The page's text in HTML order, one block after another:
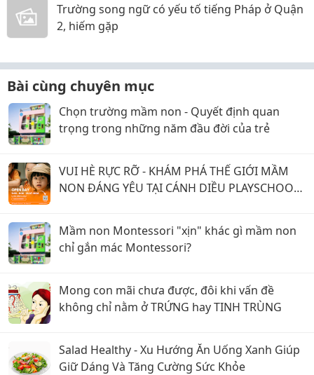
Trường song ngữ có yếu tố tiếng Pháp ở Quận
2, hiếm gặp
Bài cùng chuyên mục
Chọn trường mầm non - Quyết định quan
trọng trong những năm đầu đời của trẻ
VUI HÈ RỰC RỠ - KHÁM PHÁ THẾ GIỚI MẦM
NON ĐÁNG YÊU TẠI CÁNH DIỀU PLAYSCHOOL
Mầm non Montessori "xịn" khác gì mầm non
chỉ gắn mác Montessori?
Mong con mãi chưa được, đôi khi vấn đề
không chỉ nằm ở TRỨNG hay TINH TRÙNG
Salad Healthy - Xu Hướng Ăn Uống Xanh Giúp
Giữ Dáng Và Tăng Cường Sức Khỏe